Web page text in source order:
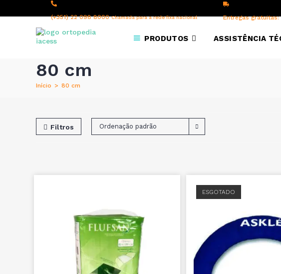
(+351) 22 098 8000Chamada para a rede fixa nacional Entregas
PRODUTOS ASSISTÊNCIA
80 cm
Início > 80 cm
Filtros Ordenação padrão
ESGOTADO